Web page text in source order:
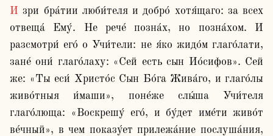
И зри бра́тии люби́теля и добро́ хотя́щаго: за всех
отвеща́ Ему́. Не рече́ позна́х, но позна́хом. И
разсмотри́ его́ о Учи́тели: не я́ко жидо́м глаго́лати,
зане́ они́ глаго́лаху: «Сей есть сын Ио́сифов». Сей
же: «Ты еси́ Христо́с Сын Бо́га Жива́го, и глаго́лы
живо́тныя и́маши», поне́же слы́ша Учи́теля
глаго́люща: «Воскрешу́ его́, и бу́дет име́ти живо́т
ве́чный», в чем показу́ет прилежа́ние послуша́ния,